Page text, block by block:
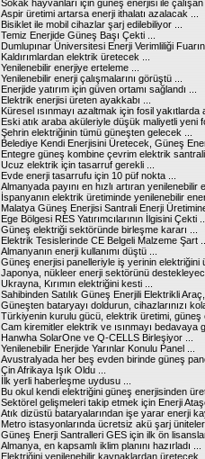
Sokak hayvanları için güneş enerjisi ile
Aspir üretimi artarsa enerji ithalatı azalacak ...
Bisiklet ile mobil cihazlar şarj edilebiliyor ...
Temiz Enerjide Güneş Başı Çekti ...
Dumlupınar Üniversitesi Enerji Verimliliği
Kaldırımlardan elektrik üretecek ...
Yenilenebilir enerjiye erteleme ...
Yenilenebilir enerji çalışmalarını görüştü ...
Enerjide yatırım için güven ortamı sağlandı ...
Elektrik enerjisi üreten ayakkabı ...
Küresel ısınmayı azaltmak için fosil yakıtlarda
Eski atık araba aküleriyle düşük maliyetli yeni
Şehrin elektriğinin tümü güneşten gelecek ...
Belediye Kendi Enerjisini Üretecek, Güneş
Entegre güneş kombine çevrim elektrik
Ucuz elektrik için tasarruf gerekli ...
Evde enerji tasarrufu için 10 püf nokta ...
Almanyada payını en hızlı artıran yenilenebilir
İspanyanın elektrik üretiminde yenilenebilir
Malatya Güneş Enerjisi Santrali Enerji
Ege Bölgesi RES Yatırımcılarının İlgisini Çekti
Güneş elektriği sektöründe birleşme kararı ...
Elektrik Tesislerinde CE Belgeli Malzeme Şart
Almanyanın enerji kullanımı düştü ...
Güneş enerjisi panelleriyle iş yerinin elektriğini
Japonya, nükleer enerji sektörünü
Ukrayna, Kırımın elektriğini kesti ...
Sahibinden Satılık Güneş Enerjili Elektrikli
Güneşten bataryayı doldurun, cihazlarınızı
Türkiyenin kurulu gücü, elektrik üretimi, güneş
Cam kiremitler elektrik ve ısınmayı bedavaya
Hanwha SolarOne ve Q-CELLS Birleşiyor ...
Yenilenebilir Enerjide Yarınlar Konulu Panel ...
Avustralyada her beş evden birinde güneş
Çin Afrikaya Işık Oldu ...
İlk yerli haberleşme uydusu ...
Bu okul kendi elektriğini güneş enerjisinden
Sektörel gelişmeleri takip etmek için Enerji
Atık dizüstü bataryalarından işe yarar enerji
Metro istasyonlarında ücretsiz akü şarj
Güneş Enerji Santralleri GES için ilk ön
Almanya, en kapsamlı iklim planını hazırladı ...
Elektriğini yenilenebilir kaynaklardan üretecek